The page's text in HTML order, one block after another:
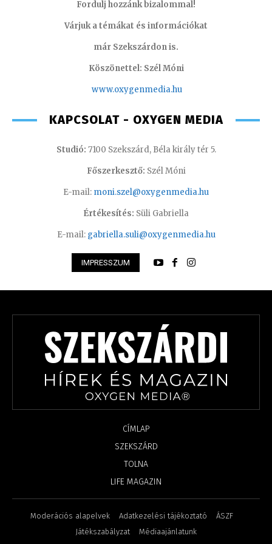
Fordulj hozzánk bizalommal!
Várjuk a témákat és információkat
már Szekszárdon is.
Köszönettel: Szél Móni
www.oxygenmedia.hu
KAPCSOLAT - OXYGEN MEDIA
Studió: 7100 Szekszárd, Béla király tér 5.
Főszerkesztő: Szél Móni
E-mail: moni.szel@oxygenmedia.hu
Értékesítés: Süli Gabriella
E-mail: gabriella.suli@oxygenmedia.hu
IMPRESSZUM
CÍMLAP
SZEKSZÁRD
TOLNA
LIFE MAGAZIN
Moderációs alapelvek Adatkezelési tájékoztató
ÁSZF
Játékszabályzat
Médiaajánlatunk